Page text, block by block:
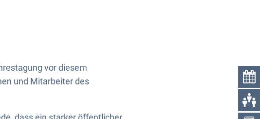
vor diesem
und Mitarbeiter des